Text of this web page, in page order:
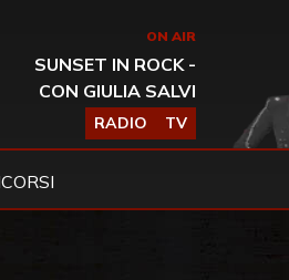
ON AIR
SUNSET IN ROCK -
CON GIULIA SALVI
RADIO TV